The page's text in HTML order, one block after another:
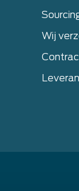
Wij